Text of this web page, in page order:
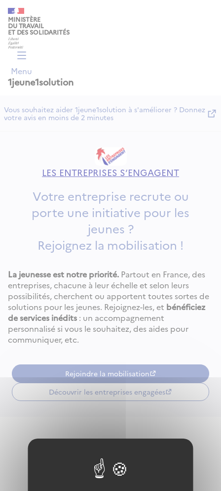
MINISTÈRE
DU TRAVAIL
ET DES SOLIDARITÉS
Menu
1jeune1solution
Vous souhaitez aider 1jeune1solution à s'améliorer ? Donnez
votre avis en moins de 2 minutes
LES ENTREPRISES S‘ENGAGENT
Votre entreprise recrute ou
porte une initiative pour les
jeunes ?
Rejoignez la mobilisation !
La jeunesse est notre priorité. Partout en France, des
entreprises, chacune à leur échelle et selon leurs
possibilités, cherchent ou apportent toutes sortes de
solutions pour les jeunes. Rejoignez-les, et bénéficiez
de services inédits : un accompagnement
personnalisé si vous le souhaitez, des aides pour
communiquer, etc.
Rejoindre la mobilisation
Découvrir les entreprises engagées
Panneau de gestion des cookies